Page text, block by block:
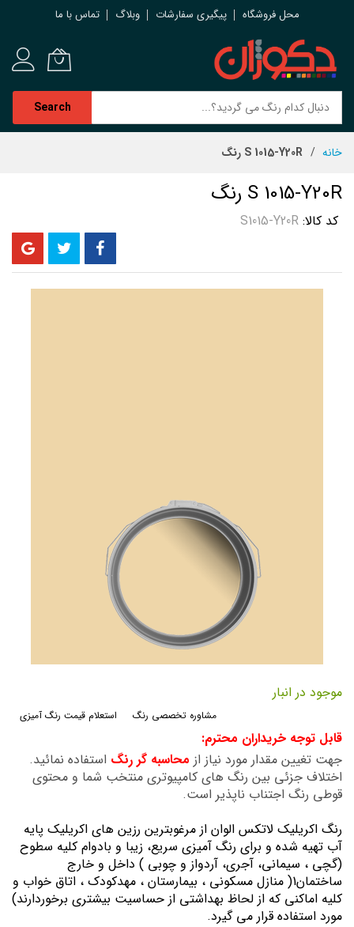
محل فروشگاه پیگیری سفارشات وبلاگ تماس با ما
Search
خانه S 1015-Y20R رنگ
S 1015-Y20R رنگ
کد کالا S1015-Y20R
ابتدای
گالری
موجود در انبار
استعلام قیمت رنگ آمیزی مشاوره تخصصی رنگ
قابل توجه خریداران محترم:
جهت تغیین مقدار مورد نیاز از محاسبه گر رنگ استفاده نمائید.
اختلاف جزئی بین رنگ های کامپیوتری منتخب شما و محتوی
قوطی رنگ اجتناب ناپذیر است.
رنگ اكريليك لاتكس الوان از مرغوبترين رزين هاي اكريليك پايه
آب تهيه شده و برای رنگ آمیزی سریع، زیبا و بادوام کلیه سطوح
(گچی ، سیمانی، آجری، آردواز و چوبی ) داخل و خارج
ساختمان1( منازل مسكوني ، بيمارستان ، مهدكودك ، اتاق خواب و
كليه اماكني كه از لحاظ بهداشتي از حساسيت بيشتري برخوردارند)
مورد استفاده قرار می گیرد.